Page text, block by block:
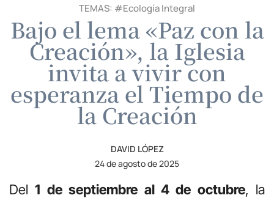
TEMAS: #Ecología Integral
Bajo el lema «Paz con la
Creación», la Iglesia
invita a vivir con
esperanza el Tiempo de
la Creación
DAVID LÓPEZ
24 de agosto de 2025
Del1 de septiembre al 4 de octubre, la